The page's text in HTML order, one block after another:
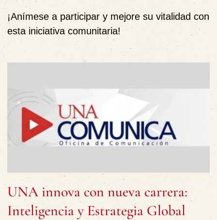
¡Anímese a participar y mejore su vitalidad con
esta iniciativa comunitaria!
UNA innova con nueva carrera:
Inteligencia y Estrategia Global